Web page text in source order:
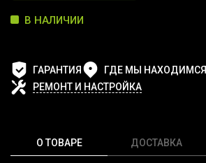
В НАЛИЧИИ
ГАРАНТИЯ
ГДЕ МЫ НАХОДИМСЯ
РЕМОНТ И НАСТРОЙКА
О ТОВАРЕ ДОСТАВКА